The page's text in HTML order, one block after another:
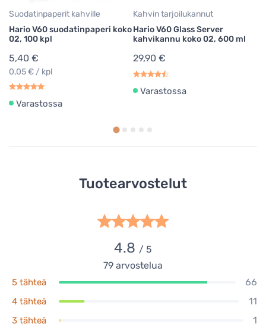
Suodatinpaperit kahville
Hario V60 suodatinpaperi koko
02, 100 kpl
5,40 €
0,05 € / kpl
Varastossa
Kahvin tarjoilukannut
Hario V60 Glass Server
kahvikannu koko 02, 600 ml
29,90 €
Varastossa
Tuotearvostelut
4.8 / 5
79 arvostelua
5 tähteä 66
4 tähteä 11
3 tähteä 1